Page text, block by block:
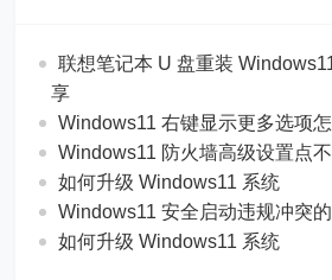
联想笔记本 U 盘重装
享
Windows11 右键显示更多选项
Windows11 防火墙高级设置点
如何升级 Windows11 系统
Windows11 安全启动违规冲突
如何升级 Windows11 系统